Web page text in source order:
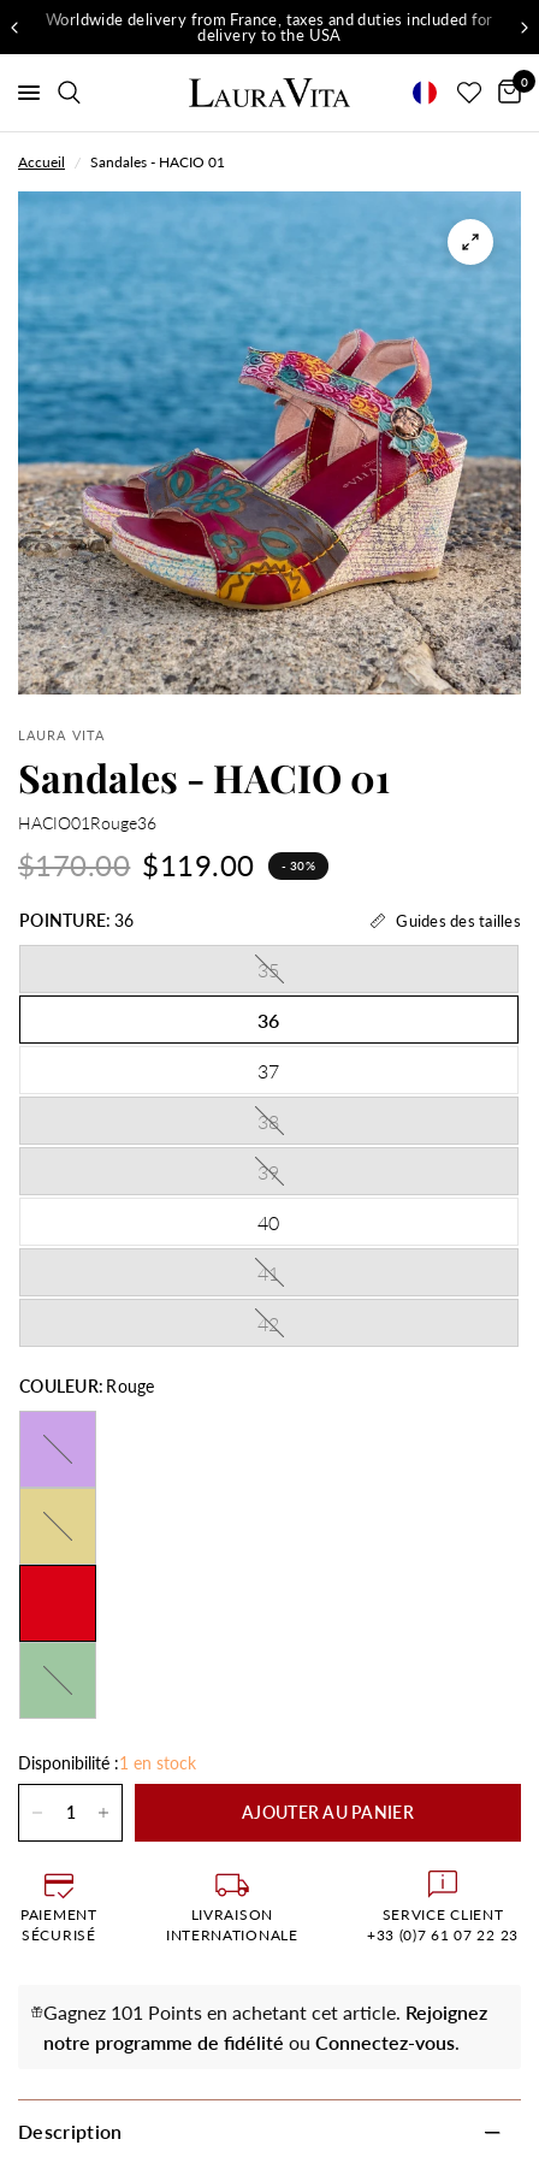
Worldwide delivery from France, taxes and duties included for
delivery to the USA
0
Accueil / Sandales - HACIO 01
LAURA VITA
Sandales - HACIO 01
HACIO01Rouge36
$170.00 $119.00 - 30%
POINTURE: 36 Guides des tailles
35
36
37
38
39
40
41
42
COULEUR: Rouge
Disponibilité :1 en stock
AJOUTER AU PANIER
PAIEMENT
SÉCURISÉ
LIVRAISON
INTERNATIONALE
SERVICE CLIENT
+33 (0)7 61 07 22 23
Gagnez 101 Points en achetant cet article. Rejoignez
notre programme de fidélité ou Connectez-vous.
Description